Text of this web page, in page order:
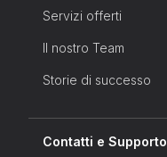
Servizi offerti
Il nostro Team
Storie di successo
Contatti e Supporto